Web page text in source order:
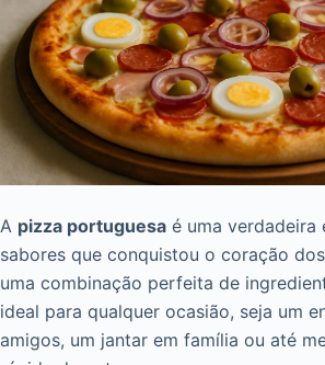
A pizza portuguesa é uma verdadeira
sabores que conquistou o coração
uma combinação perfeita de
ideal para qualquer ocasião, seja um
amigos, um jantar em família ou até